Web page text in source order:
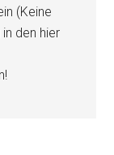
(Keine
den hier